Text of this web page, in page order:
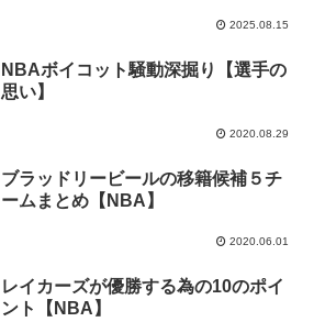
2025.08.15
NBAボイコット騒動深掘り【選手の
思い】
2020.08.29
ブラッドリービールの移籍候補５チ
ームまとめ【NBA】
2020.06.01
レイカーズが優勝する為の10のポイ
ント【NBA】